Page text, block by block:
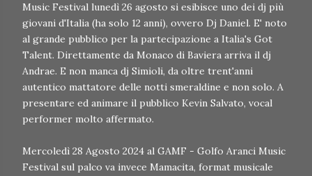
Music Festival lunedì 26 agosto si esibisce uno dei dj più
giovani d'Italia (ha solo 12 anni), ovvero Dj Daniel. E' noto
al grande pubblico per la partecipazione a Italia's Got
Talent. Direttamente da Monaco di Baviera arriva il dj
Andrae. E non manca dj Simioli, da oltre trent'anni
autentico mattatore delle notti smeraldine e non solo. A
presentare ed animare il pubblico Kevin Salvato, vocal
performer molto affermato.
Mercoledì 28 Agosto 2024 al GAMF - Golfo Aranci Music
Festival sul palco va invece Mamacita, format musicale